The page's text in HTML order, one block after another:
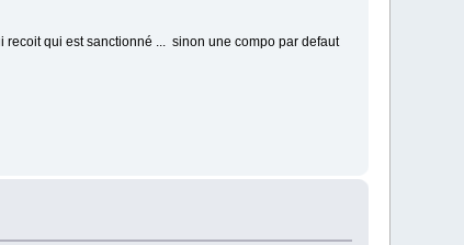
qui est sanctionné ... sinon une compo par defaut